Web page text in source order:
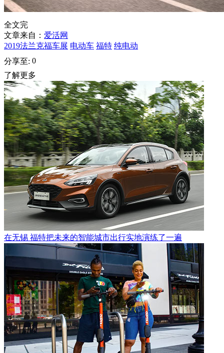
全文完
文章来自： 爱活网
2019法兰克福车展 电动车 福特 纯电动
分享至: 0
了解更多
在无锡 福特把未来的智能城市出行实地演练了一遍